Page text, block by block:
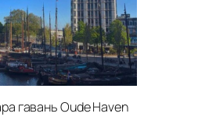
гавань Oude Haven